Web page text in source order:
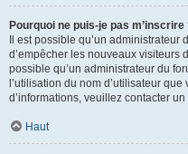
Pourquoi ne puis-je pas m’inscrire
Il est possible qu’un
d’empêcher les nouveaux visiteurs
possible qu’un administrateur du
l’utilisation du nom d’utilisateur
d’informations, veuillez contacter
Haut